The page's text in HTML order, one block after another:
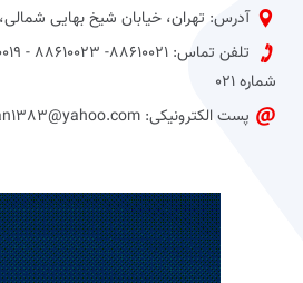
آدرس: تهران، خیابان شیخ بهایی
شماره 021
پست الکترونیکی: jahan1383@yahoo.com